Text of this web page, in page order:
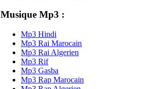
Musique Mp3 :
Mp3 Hindi
Mp3 Rai Marocain
Mp3 Rai Algerien
Mp3 Rif
Mp3 Gasba
Mp3 Rap Marocain